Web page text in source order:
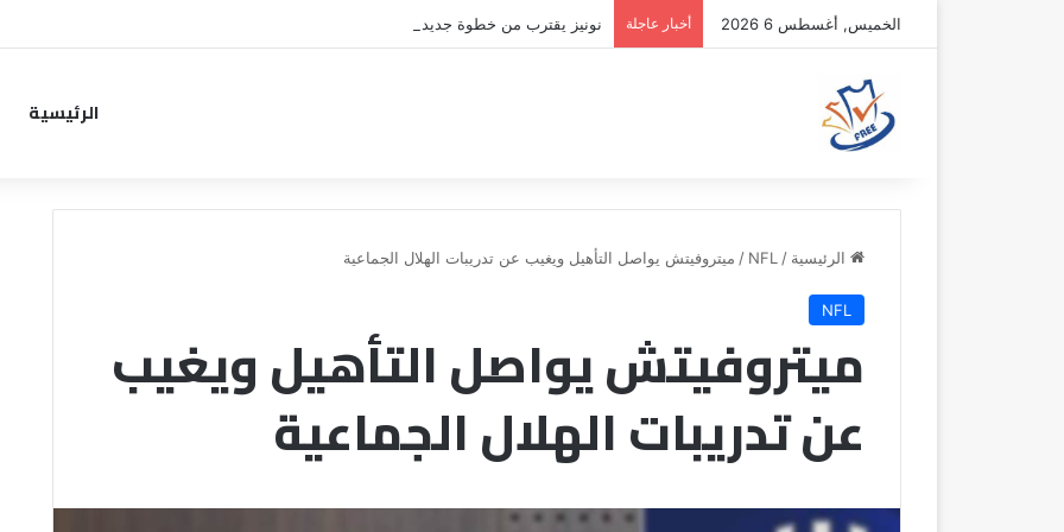
الخميس, أغسطس 6 2026 أخبار عاجلة نونيز يقترب من خطوة جديدة بموافقة الهلال
الرئيسية
الرئيسية /
NFL
/ ميتروفيتش يواصل التأهيل ويغيب عن تدريبات الهلال الجماعية
NFL
ميتروفيتش يواصل التأهيل ويغيب
عن تدريبات الهلال الجماعية